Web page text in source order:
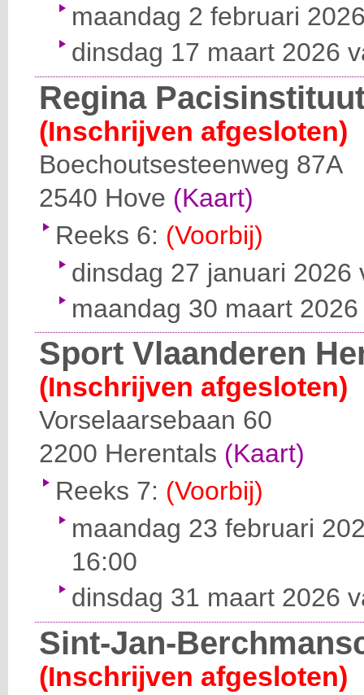
maandag 2 februari
dinsdag 17 maart 2026
Regina
(Inschrijven afgesloten)
Boechoutsesteenweg 87A
2540 Hove (Kaart)
Reeks 6: (Voorbij)
dinsdag 27 januari 2026
maandag 30 maart
Sport Vlaanderen
(Inschrijven afgesloten)
Vorselaarsebaan 60
2200 Herentals (Kaart)
Reeks 7: (Voorbij)
maandag 23 februari
16:00
dinsdag 31 maart 2026
Sint-Jan-
(Inschrijven afgesloten)